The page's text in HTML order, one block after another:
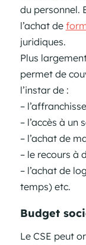
du personnel.
l’achat de
juridiques.
Plus
permet de
l’instar de :
–
– l’accès à un
– l’achat de
– le recours à
– l’achat de
temps) etc.
Budget
Le CSE peut